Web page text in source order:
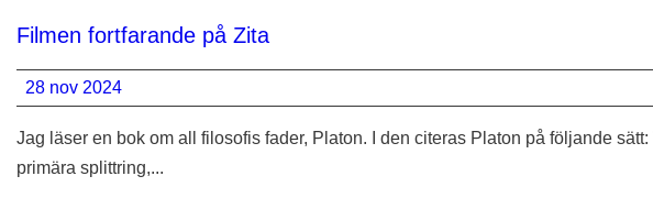
Filmen fortfarande på Zita
28 nov 2024
Jag läser en bok om all filosofis fader, Platon. I den citeras Platon på följande
primära splittring,...